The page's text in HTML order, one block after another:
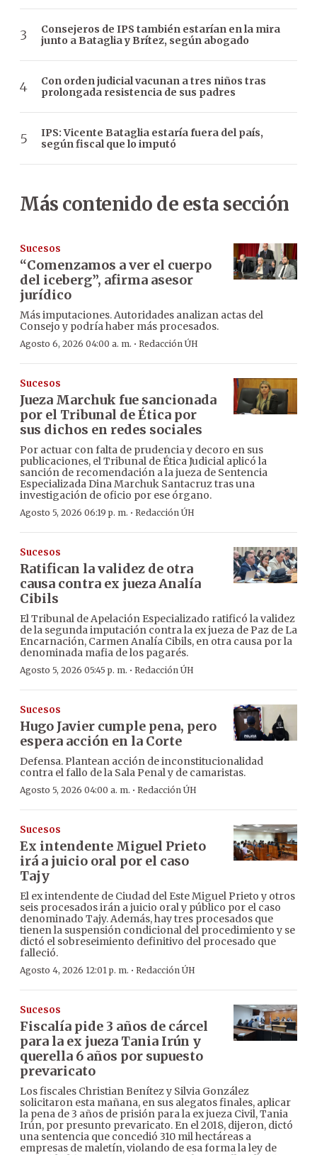
Consejeros de IPS también estarían en la mira
junto a Bataglia y Brítez, según abogado
Con orden judicial vacunan a tres niños tras
prolongada resistencia de sus padres
IPS: Vicente Bataglia estaría fuera del país,
según fiscal que lo imputó
Más contenido de esta sección
Sucesos
“Comenzamos a ver el cuerpo
del iceberg”, afirma asesor
jurídico
Más imputaciones. Autoridades analizan actas del
Consejo y podría haber más procesados.
Agosto 6, 2026 04:00 a. m. · Redacción ÚH
Sucesos
Jueza Marchuk fue sancionada
por el Tribunal de Ética por
sus dichos en redes sociales
Por actuar con falta de prudencia y decoro en sus
publicaciones, el Tribunal de Ética Judicial aplicó la
sanción de recomendación a la jueza de Sentencia
Especializada Dina Marchuk Santacruz tras una
investigación de oficio por ese órgano.
Agosto 5, 2026 06:19 p. m. · Redacción ÚH
Sucesos
Ratifican la validez de otra
causa contra ex jueza Analía
Cibils
El Tribunal de Apelación Especializado ratificó la validez
de la segunda imputación contra la ex jueza de Paz de La
Encarnación, Carmen Analía Cibils, en otra causa por la
denominada mafia de los pagarés.
Agosto 5, 2026 05:45 p. m. · Redacción ÚH
Sucesos
Hugo Javier cumple pena, pero
espera acción en la Corte
Defensa. Plantean acción de inconstitucionalidad
contra el fallo de la Sala Penal y de camaristas.
Agosto 5, 2026 04:00 a. m. · Redacción ÚH
Sucesos
Ex intendente Miguel Prieto
irá a juicio oral por el caso
Tajy
El ex intendente de Ciudad del Este Miguel Prieto y otros
seis procesados irán a juicio oral y público por el caso
denominado Tajy. Además, hay tres procesados que
tienen la suspensión condicional del procedimiento y se
dictó el sobreseimiento definitivo del procesado que
falleció.
Agosto 4, 2026 12:01 p. m. · Redacción ÚH
Sucesos
Fiscalía pide 3 años de cárcel
para la ex jueza Tania Irún y
querella 6 años por supuesto
prevaricato
Los fiscales Christian Benítez y Silvia González
solicitaron esta mañana, en sus alegatos finales, aplicar
la pena de 3 años de prisión para la ex jueza Civil, Tania
Irún, por presunto prevaricato. En el 2018, dijeron, dictó
una sentencia que concedió 310 mil hectáreas a
empresas de maletín, violando de esa forma la ley de